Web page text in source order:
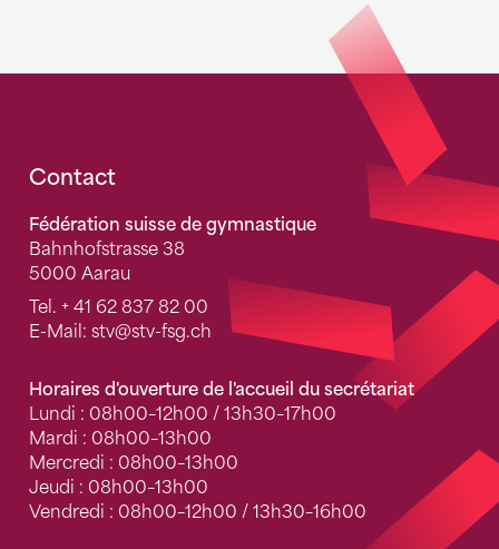
Fusszeile
Contact
Fédération suisse de gymnastique
Bahnhofstrasse 38
5000 Aarau
Tel. + 41 62 837 82 00
E-Mail: stv@stv-fsg.ch
Horaires d'ouverture de l'accueil du secrétariat
Lundi : 08h00–12h00 / 13h30–17h00
Mardi : 08h00–13h00
Mercredi : 08h00–13h00
Jeudi : 08h00–13h00
Vendredi : 08h00–12h00 / 13h30–16h00